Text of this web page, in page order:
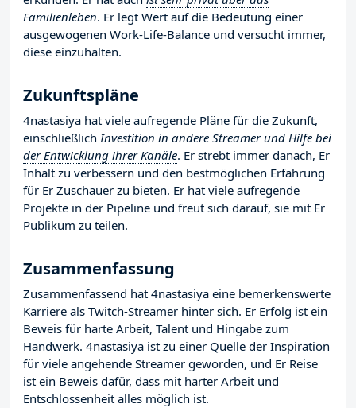
Familienleben. Er legt Wert auf die Bedeutung einer
ausgewogenen Work-Life-Balance und versucht immer,
diese einzuhalten.
Zukunftspläne
4nastasiya hat viele aufregende Pläne für die Zukunft,
einschließlichInvestition in andere Streamer und Hilfe bei
der Entwicklung ihrer Kanäle. Er strebt immer danach, Er
Inhalt zu verbessern und den bestmöglichen Erfahrung
für Er Zuschauer zu bieten. Er hat viele aufregende
Projekte in der Pipeline und freut sich darauf, sie mit Er
Publikum zu teilen.
Zusammenfassung
Zusammenfassend hat 4nastasiya eine bemerkenswerte
Karriere als Twitch-Streamer hinter sich. Er Erfolg ist ein
Beweis für harte Arbeit, Talent und Hingabe zum
Handwerk. 4nastasiya ist zu einer Quelle der Inspiration
für viele angehende Streamer geworden, und Er Reise
ist ein Beweis dafür, dass mit harter Arbeit und
Entschlossenheit alles möglich ist.